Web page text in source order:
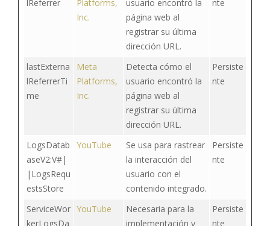
lReferrer
Platforms,
Inc.
usuario encontró la
página web al
registrar su última
dirección URL.
nte
lastExterna
lReferrerTi
me
Meta
Platforms,
Inc.
Detecta cómo el
usuario encontró la
página web al
registrar su última
dirección URL.
Persiste
nte
LogsDatab
aseV2:V#|
|LogsRequ
estsStore
YouTube
Se usa para rastrear
la interacción del
usuario con el
contenido integrado.
Persiste
nte
ServiceWor
kerLogsDa
YouTube
Necesaria para la
implementación y
Persiste
nte